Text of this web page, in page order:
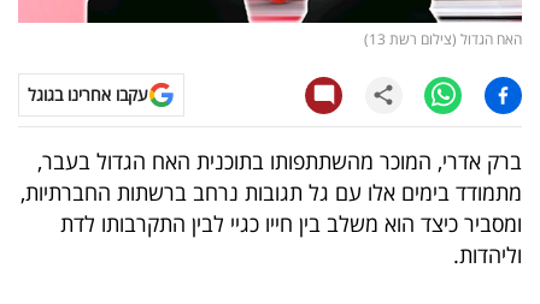
קריפטו
ויראלי
טלוויזיה
עסקי
ספורט
האח הגדול (צילום רשת 13)
עקבו אחרינו בגוגל
ברק אדרי, המוכר מהשתתפותו בתוכנית האח הגדול בעבר,
מתמודד בימים אלו עם גל תגובות נרחב ברשתות החברתיות,
ומסביר כיצד הוא משלב בין חייו כגיי לבין התקרבותו לדת
וליהדות.